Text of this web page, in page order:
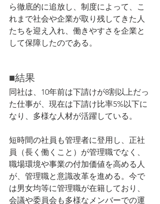
ら徹底的に追放し、制度によって、こ
れまで社会や企業が取り残してきた人
たちを迎え入れ、働きやすさを企業と
して保障したのである。
■結果
同社は、10年前は下請けが8割以上だっ
た仕事が、現在は下請け比率5%以下に
なり、多様な人材が活躍している。
短時間の社員も管理者に登用し、正社
員（長く働くこと）が管理職でなく、
職場環境や事業の付加価値を高める人
が、管理職と意識改革を進める。今で
は男女均等に管理職が在籍しており、
会議や委員会も多様なメンバーでの運